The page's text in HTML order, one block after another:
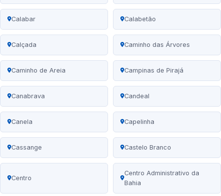
Calabar Calabetão
Calçada Caminho das Árvores
Caminho de Areia Campinas de Pirajá
Canabrava Candeal
Canela Capelinha
Cassange Castelo Branco
Centro
Centro Administrativo da
Bahia